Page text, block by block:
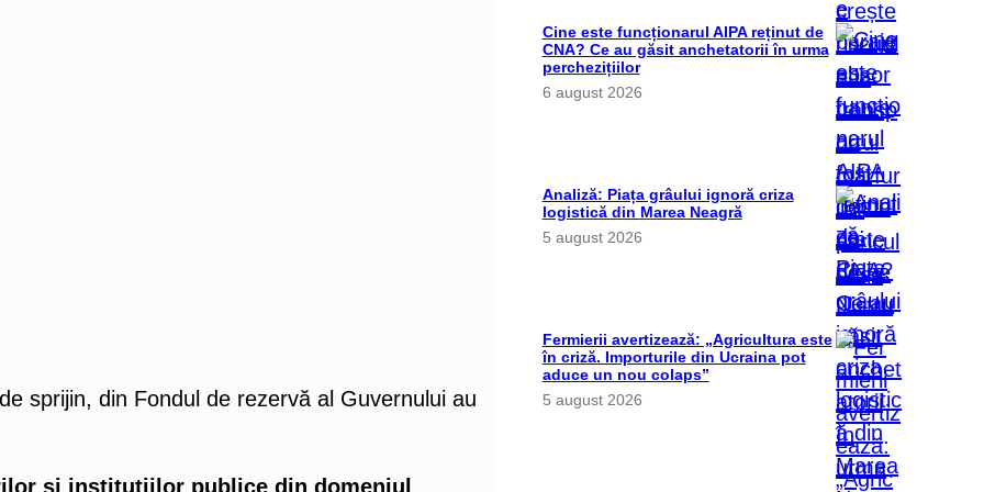
sprijin, din Fondul de rezervă al Guvernului au
și instituțiilor publice din domeniul
Cine este funcționarul AIPA reținut de
CNA? Ce au găsit anchetatorii în urma
perchezițiilor
6 august 2026
Analiză: Piața grâului ignoră criza
logistică din Marea Neagră
5 august 2026
Fermierii avertizează: „Agricultura este
în criză. Importurile din Ucraina pot
aduce un nou colaps”
5 august 2026